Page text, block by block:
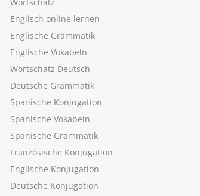
Englisch online lernen
Englische Grammatik
Englische Vokabeln
Wortschatz Deutsch
Deutsche Grammatik
Spanische Konjugation
Spanische Vokabeln
Spanische Grammatik
Französische Konjugation
Englische Konjugation
Deutsche Konjugation